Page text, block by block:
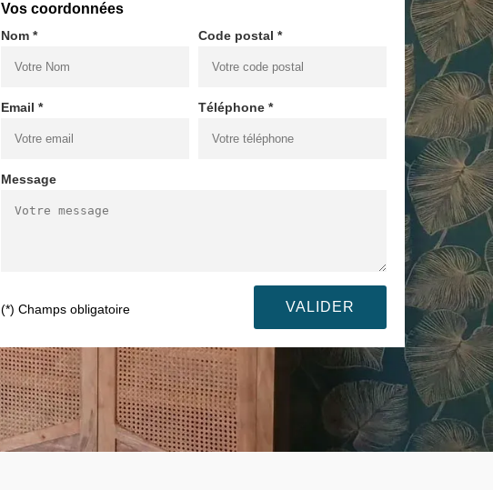
Vos coordonnées
Nom * Code postal *
Email * Téléphone *
Message
(*) Champs obligatoire